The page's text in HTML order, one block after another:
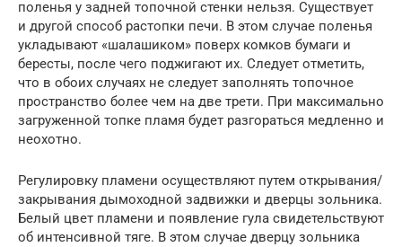
поленья у задней топочной стенки нельзя. Существует
и другой способ растопки печи. В этом случае поленья
укладывают «шалашиком» поверх комков бумаги и
бересты, после чего поджигают их. Следует отметить,
что в обоих случаях не следует заполнять топочное
пространство более чем на две трети. При максимально
загруженной топке пламя будет разгораться медленно и
неохотно.
Регулировку пламени осуществляют путем открывания/
закрывания дымоходной задвижки и дверцы зольника.
Белый цвет пламени и появление гула свидетельствуют
об интенсивной тяге. В этом случае дверцу зольника